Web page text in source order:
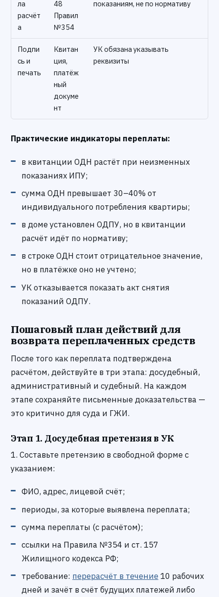
ла
расчёт
а
48
Правил
№354
показаниям, не по нормативу
Подпи
сь и
печать
Квитан
ция,
платёж
ный
докуме
нт
УК обязана указывать
реквизиты
Практические индикаторы переплаты:
в квитанции ОДН растёт при неизменных
показаниях ИПУ;
сумма ОДН превышает 30–40% от
индивидуального потребления квартиры;
в доме установлен ОДПУ, но в квитанции
расчёт идёт по нормативу;
в строке ОДН стоит отрицательное значение,
но в платёжке оно не учтено;
УК отказывается показать акт снятия
показаний ОДПУ.
Пошаговый план действий для
возврата переплаченных средств
После того как переплата подтверждена
расчётом, действуйте в три этапа: досудебный,
административный и судебный. На каждом
этапе сохраняйте письменные доказательства —
это критично для суда и ГЖИ.
Этап 1. Досудебная претензия в УК
1. Составьте претензию в свободной форме с
указанием:
ФИО, адрес, лицевой счёт;
периоды, за которые выявлена переплата;
сумма переплаты (с расчётом);
ссылки на Правила №354 и ст. 157
Жилищного кодекса РФ;
требование: перерасчёт в течение 10 рабочих
дней и зачёт в счёт будущих платежей либо